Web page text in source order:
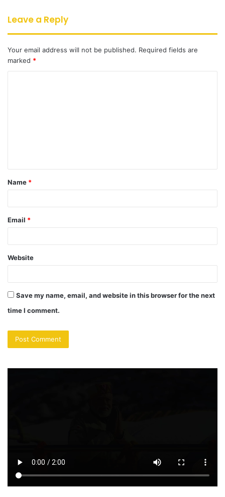
Leave a Reply
Your email address will not be published. Required fields are
marked *
t
*
Name *
Email *
Website
Save my name, email, and website in this browser for the next
time I comment.